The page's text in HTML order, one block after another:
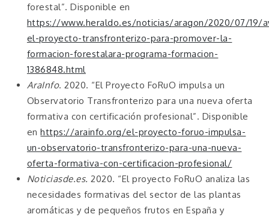
forestal”. Disponible en
https://www.heraldo.es/noticias/aragon/2020/07/19/
el-proyecto-transfronterizo-para-promover-la-
formacion-forestalara-programa-formacion-
1386848.html
AraInfo. 2020. “El Proyecto FoRuO impulsa un
Observatorio Transfronterizo para una nueva oferta
formativa con certificación profesional”. Disponible
enhttps://arainfo.org/el-proyecto-foruo-impulsa-
un-observatorio-transfronterizo-para-una-nueva-
oferta-formativa-con-certificacion-profesional/
Noticiasde.es. 2020. “El proyecto FoRuO analiza las
necesidades formativas del sector de las plantas
aromáticas y de pequeños frutos en España y